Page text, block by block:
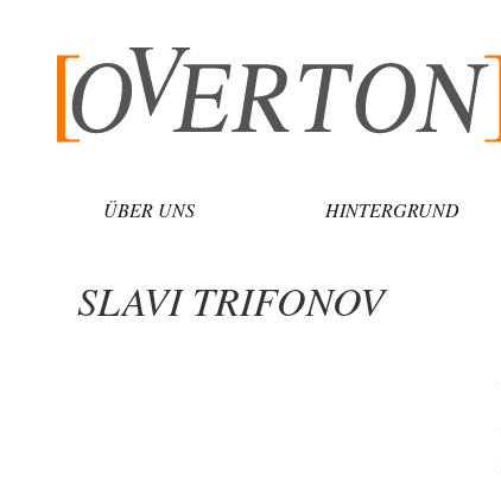
ÜBER UNS HINTERGRUND
SLAVI TRIFONOV